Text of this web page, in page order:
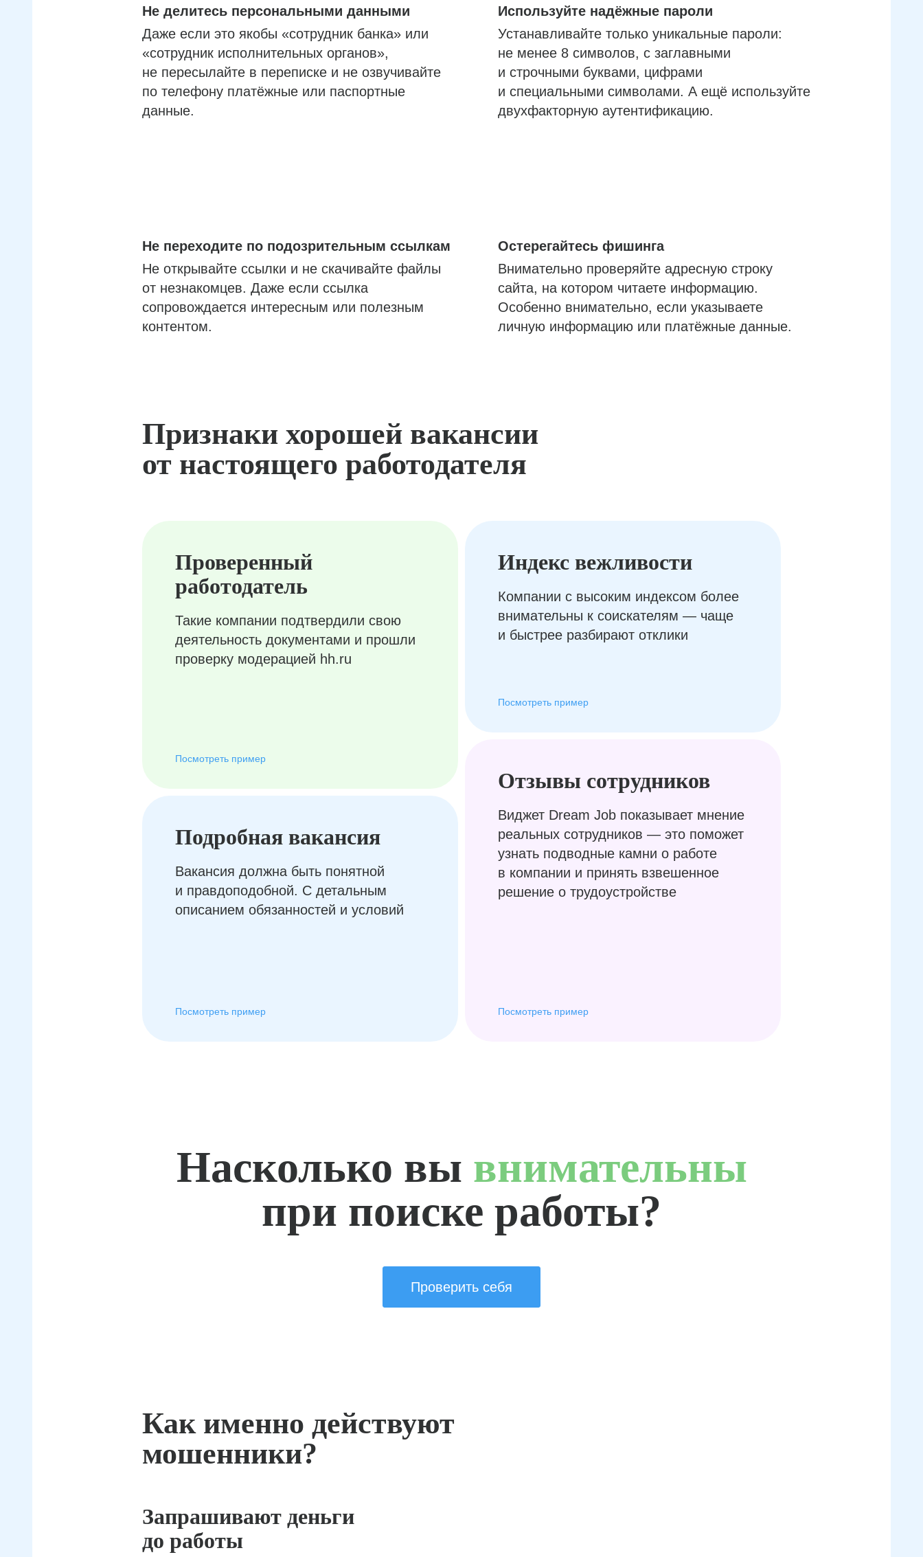
Не делитесь персональными данными
Даже если это якобы «сотрудник банка» или
«сотрудник исполнительных органов»,
не пересылайте в переписке и не озвучивайте
по телефону платёжные или паспортные
данные.
Используйте надёжные пароли
Устанавливайте только уникальные пароли:
не менее 8 символов, с заглавными
и строчными буквами, цифрами
и специальными символами. А ещё используйте
двухфакторную аутентификацию.
Не переходите по подозрительным ссылкам
Не открывайте ссылки и не скачивайте файлы
от незнакомцев. Даже если ссылка
сопровождается интересным или полезным
контентом.
Остерегайтесь фишинга
Внимательно проверяйте адресную строку
сайта, на котором читаете информацию.
Особенно внимательно, если указываете
личную информацию или платёжные данные.
Признаки хорошей вакансии
от настоящего работодателя
Проверенный
работодатель
Такие компании подтвердили свою
деятельность документами и прошли
проверку модерацией hh.ru
Посмотреть пример
Подробная вакансия
Вакансия должна быть понятной
и правдоподобной. С детальным
описанием обязанностей и условий
Посмотреть пример
Отзывы сотрудников
Виджет Dream Job показывает мнение
реальных сотрудников — это поможет
узнать подводные камни о работе
в компании и принять взвешенное
решение о трудоустройстве
Посмотреть пример
Индекс вежливости
Компании с высоким индексом более
внимательны к соискателям — чаще
и быстрее разбирают отклики
Посмотреть пример
Насколько вы внимательны
при поиске работы?
Проверить себя
Как именно действуют
мошенники?
Запрашивают деньги
до работы